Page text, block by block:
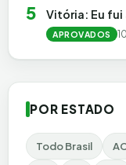
5 Vitória: Eu fui
APROVADOS
POR ESTADO
Todo Brasil